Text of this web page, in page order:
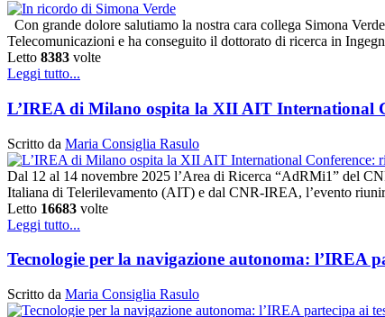
Con grande dolore salutiamo la nostra cara collega Simona
Telecomunicazioni e ha conseguito il dottorato di ricerca in
Letto 8383 volte
Leggi tutto...
L’IREA di Milano ospita la XII AIT International
Scritto da Maria Consiglia Rasulo
Dal 12 al 14 novembre 2025 l’Area di Ricerca “AdRMi1” del
Italiana di Telerilevamento (AIT) e dal CNR-IREA, l’evento
Letto 16683 volte
Leggi tutto...
Tecnologie per la navigazione autonoma: l’IREA
Scritto da Maria Consiglia Rasulo